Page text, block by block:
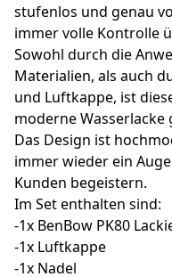
stufenlos und genau
immer volle Kontrolle
Sowohl durch die
Materialien, als auch
und Luftkappe, ist
moderne Wasserlacke
Das Design ist
immer wieder ein
Kunden begeistern.
Im Set enthalten sind:
-1x BenBow PK80
-1x Luftkappe
-1x Nadel